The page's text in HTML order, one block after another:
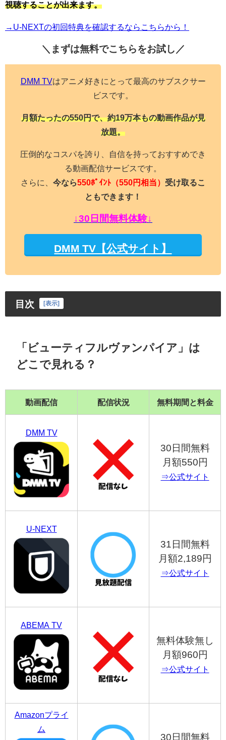
視聴することが出来ます。
→U-NEXTの初回特典を確認するならこちらから！
＼まずは無料でこちらをお試し／
DMM TVはアニメ好きにとって最高のサブスクサー
ビスです。
月額たったの550円で、約19万本もの動画作品が見
放題。
圧倒的なコスパを誇り、自信を持っておすすめでき
る動画配信サービスです。
さらに、 今なら550ﾎﾟｲﾝﾄ （550円相当） 受け取るこ
ともできます！
↓30日間無料体験↓
DMM TV【公式サイト】
目次 [表示]
「ビューティフルヴァンパイア」は
どこで見れる？
動画配信 配信状況 無料期間と料金
DMM TV
30日間無料
月額550円
⇒公式サイト
U-NEXT
31日間無料
月額2,189円
⇒公式サイト
ABEMA TV
無料体験無し
月額960円
⇒公式サイト
Amazonプライ
ム
30日間無料